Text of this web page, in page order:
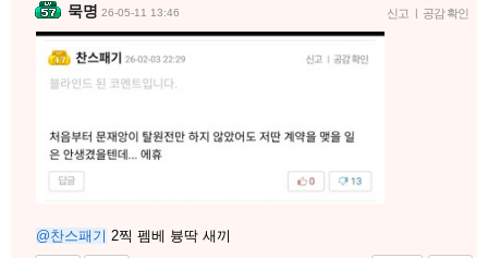
묵명 26-05-11 13:46 신고 | 공감 확인
@찬스패기 2찍 펨베 븅딱 새끼